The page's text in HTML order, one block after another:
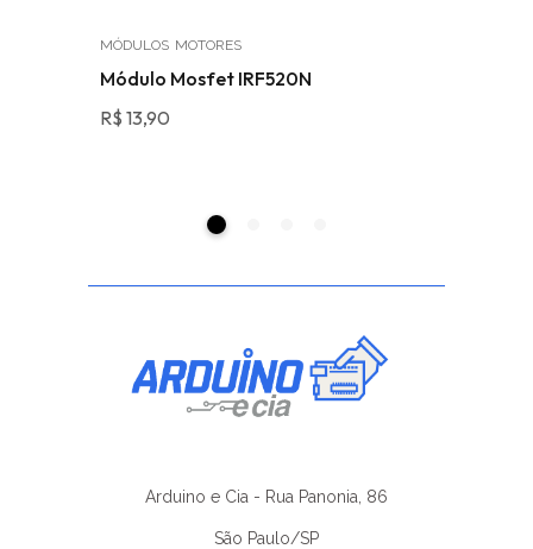
MÓDULOS MOTORES
Módulo Mosfet IRF520N
R$ 13,90
Arduino e Cia - Rua Panonia, 86
São Paulo/SP